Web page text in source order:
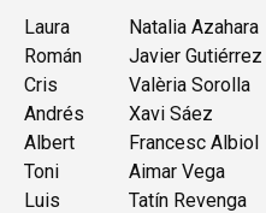
Laura
Natalia Azahara
Román
Javier Gutiérrez
Cris
Valèria Sorolla
Andrés
Xavi Sáez
Albert
Francesc Albiol
Toni
Aimar Vega
Luis
Tatín Revenga